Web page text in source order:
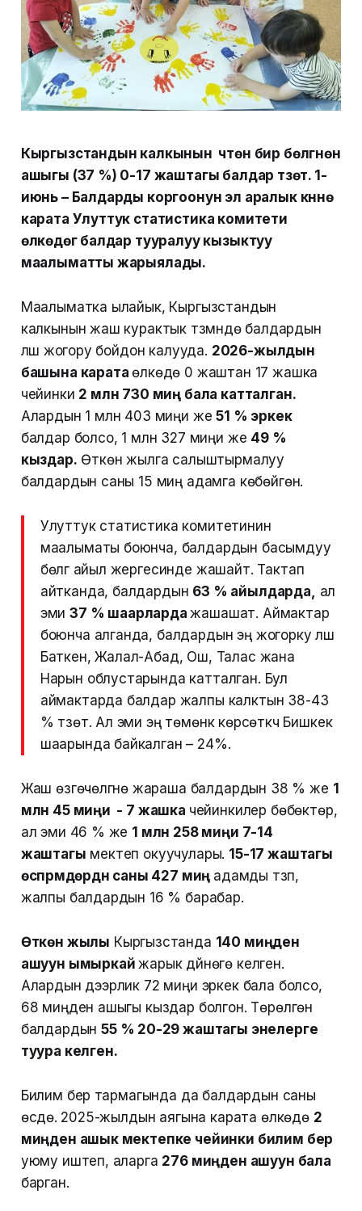
Кыргызстандын калкынын үчтөн бир бөлүгүнөн
ашыгы (37 %) 0-17 жаштагы балдар түзөт. 1-
июнь – Балдарды коргоонун эл аралык күнүнө
карата Улуттук статистика комитети
өлкөдөгү балдар тууралуу кызыктуу
маалыматты жарыялады.
Маалыматка ылайык, Кыргызстандын
калкынын жаш курактык түзүмүндө балдардын
үлүшү жогору бойдон калууда. 2026-жылдын
башына каратаөлкөдө 0 жаштан 17 жашка
чейинки 2 млн 730 миң бала катталган.
Алардын 1 млн 403 миңи же51 % эркек
балдар болсо, 1 млн 327 миңи же 49 %
кыздар. Өткөн жылга салыштырмалуу
балдардын саны 15 миң адамга көбөйгөн.
Улуттук статистика комитетинин
маалыматы боюнча, балдардын басымдуу
бөлүгү айыл жергесинде жашайт. Тактап
айтканда, балдардын 63 % айылдарда,
ал
эми37 % шаарлардажашашат. Аймактар
боюнча алганда, балдардын эң жогорку үлүшү
Баткен, Жалал-Абад, Ош, Талас жана
Нарын облустарында катталган. Бул
аймактарда балдар жалпы калктын 38-43
% түзөт. Ал эми эң төмөнкү көрсөткүч Бишкек
шаарында байкалган – 24%.
Жаш өзгөчөлүгүнө жараша балдардын 38 % же 1
млн 45 миңи - 7 жашка чейинкилер бөбөктөр,
ал эми 46 % же 1 млн 258 миңи 7-14
жаштагы мектеп окуучулары. 15-17 жаштагы
өспүрүмдөрдүн саны 427 миң адамды түзүп,
жалпы балдардын 16 % барабар.
Өткөн жылы Кыргызстанда 140 миңден
ашуун ымыркайжарык дүйнөгө келген.
Алардын дээрлик 72 миңи эркек бала болсо,
68 миңден ашыгы кыздар болгон. Төрөлгөн
балдардын55 % 20-29 жаштагы энелерге
туура келген.
Билим берүү тармагында да балдардын саны
өсүүдө. 2025-жылдын аягына карата өлкөдө 2
миңден ашык мектепке чейинки билим берүү
уюму иштеп, аларга 276 миңден ашуун бала
барган.